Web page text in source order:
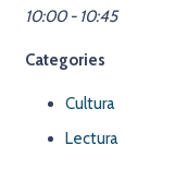
10:00 - 10:45
Categories
Cultura
Lectura